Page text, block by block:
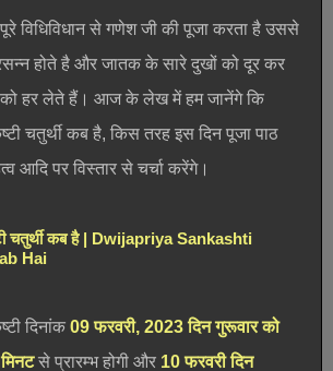
विधिविधान से गणेश जी की पूजा करता है उससे
होते है और जातक के सारे दुखों को दूर कर
हर लेते हैं। आज के लेख में हम जानेंगे कि
चतुर्थी कब है, किस तरह इस दिन पूजा पाठ
आदि पर विस्तार से चर्चा करेंगे।
चतुर्थी कब है | Dwijapriya Sankashti
Hai
दिनांक09 फरवरी, 2023 दिन गुरूवार को
से प्रारम्भ होगी और 10 फरवरी दिन